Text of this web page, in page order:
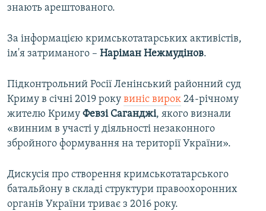
знають арештованого.
За інформацією кримськотатарських активістів,
ім'я затриманого – Наріман Нежмудінов.
Підконтрольний Росії Ленінський районний суд
Криму в січні 2019 року виніс вирок 24-річному
жителю Криму Февзі Саганджі, якого визнали
«винним в участі у діяльності незаконного
збройного формування на території України».
Дискусія про створення кримськотатарського
батальйону в складі структури правоохоронних
органів України триває з 2016 року.